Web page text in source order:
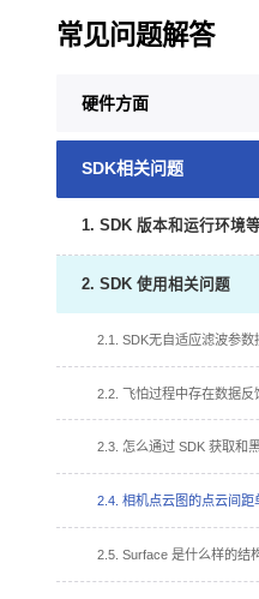
常见问题解答
硬件方面
SDK相关问题
2. SDK 使用相关问题